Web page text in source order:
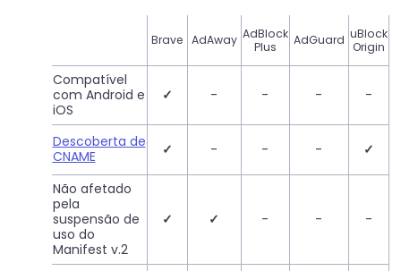
Brave AdAway AdBlock
Plus
AdGuard uBlock
Origin
Compatível
com Android e
iOS
✓ - - - -
Descoberta de
CNAME
✓ - - - ✓
Não afetado
pela
suspensão de
uso do
Manifest v.2
✓ ✓ - - -